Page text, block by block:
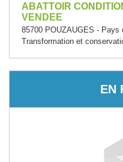
ABATTOIR
VENDEE
85700 POUZAUGES - Pays
Transformation et
EN